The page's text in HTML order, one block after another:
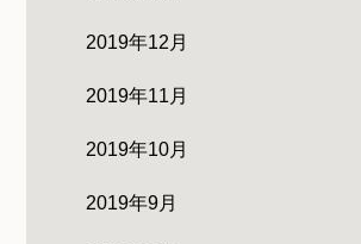
2019年12月
2019年11月
2019年10月
2019年9月